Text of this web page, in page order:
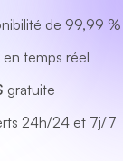
de 99,99 %
temps réel
gratuite
24h/24 et 7j/7